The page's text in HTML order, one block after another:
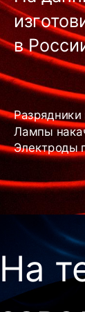
в
Лампы
Электроды
На